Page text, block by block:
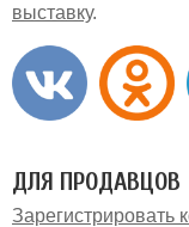
выставку
ДЛЯ ПРОДАВЦОВ
Зарегистрировать